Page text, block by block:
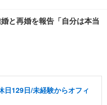
と再婚を報告「自分は本当
日129日/未経験からオフィ